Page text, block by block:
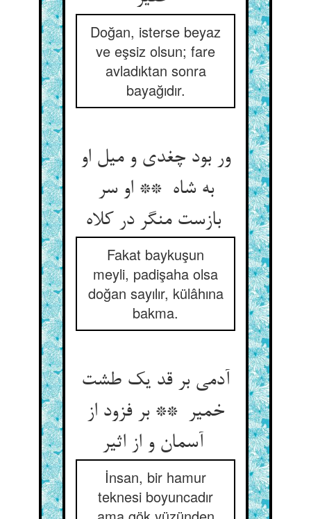
Doğan, isterse beyaz
ve eşsiz olsun; fare
avladıktan sonra
bayağıdır.
ور بود چغدی و میل او
به شاه ** او سر
بازست منگر در کلاه
Fakat baykuşun
meyli, padişaha olsa
doğan sayılır, külâhına
bakma.
آدمی بر قد یک طشت
خمیر ** بر فزود از
İnsan, bir hamur
teknesi boyuncadır